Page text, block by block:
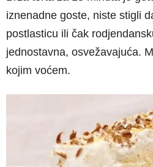
iznenadne goste, niste stigli
postlasticu ili čak
jednostavna, osvežavajuća.
kojim voćem.